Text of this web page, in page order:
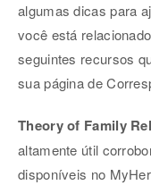
algumas dicas para
você está
seguintes recursos
sua página de
Theory of Family
altamente útil
disponíveis no